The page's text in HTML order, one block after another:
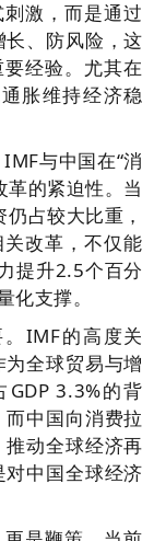
激，而是通过
、防风险，这
经验。尤其在
胀维持经济稳
与中国在“消
革的紧迫性。当
占较大比重，
改革，不仅能
提升2.5个百分
化支撑。
IMF的高度关
全球贸易与增
3.3%的背
中国向消费拉
动全球经济再
中国全球经济